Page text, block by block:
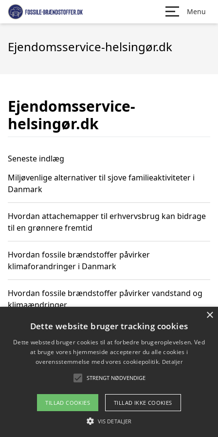
Menu
Ejendomsservice-helsingør.dk
Ejendomsservice-
helsingør.dk
Seneste indlæg
Miljøvenlige alternativer til sjove familieaktiviteter i
Danmark
Hvordan attachemapper til erhvervsbrug kan bidrage
til en grønnere fremtid
Hvordan fossile brændstoffer påvirker
klimaforandringer i Danmark
Hvordan fossile brændstoffer påvirker vandstand og
klimaændringer
Hvordan citater om fossile brændstoffer kan ændre
vores perspektiv
Om / kontakt
Blog Betingelser
×
Dette website bruger tracking cookies
Dette websted bruger cookies til at forbedre brugeroplevelsen. Ved
at bruge vores hjemmeside accepterer du alle cookies i
overensstemmelse med vores cookiepolitik. Detaljer
STRENGT NØDVENDIGE
TILLAD COOKIES TILLAD IKKE COOKIES
VIS DETALJER